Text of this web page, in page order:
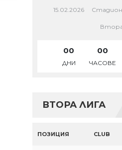
15.02.2026
00
ДНИ
00
ЧАСОВЕ
ВТОРА ЛИГА
ПОЗИЦИЯ CLUB